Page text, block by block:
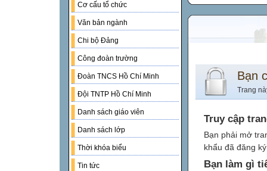
Cơ cấu tổ chức
Văn bản ngành
Chi bộ Đảng
Công đoàn trường
Đoàn TNCS Hồ Chí Minh
Đội TNTP Hồ Chí Minh
Danh sách giáo viên
Danh sách lớp
Thời khóa biểu
Tin tức
Bạn
Trang
Truy cập
Bạn phải mở
khẩu đã đăng
Bạn làm gì